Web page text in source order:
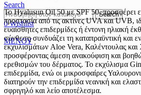
Search
Search
0Wishlist
ΜΕΝΟΥ
Το Hyalusun Oil 50 με SPF 50, προσφέρει
προστασία από τις ακτίνες UVA και UVB,
ευαίσθητες επιδερμίδες ή έντονη ηλιακή
σύνθεση συνδυάζει τη καταπραϋντική και
εκχυλισμάτων Aloe Vera, Καλέντουλας
προσφέροντας άμεση ανακούφιση και
ερεθισμών του δέρματος. Το εκχύλισμα
επιδερμίδα, ενώ οι μικροσφαίρες
διατηρούν την επιδερμίδα νεανική και
σφριγηλό και λείο αποτέλεσμα.